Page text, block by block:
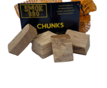
Toevoegen
aan
verlanglijst